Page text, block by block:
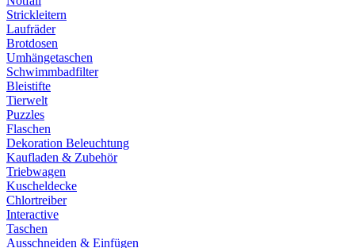
Strickleitern
Laufräder
Brotdosen
Umhängetaschen
Schwimmbadfilter
Bleistifte
Tierwelt
Puzzles
Flaschen
Dekoration Beleuchtung
Kaufladen & Zubehör
Triebwagen
Kuscheldecke
Chlortreiber
Interactive
Taschen
Ausschneiden & Einfügen